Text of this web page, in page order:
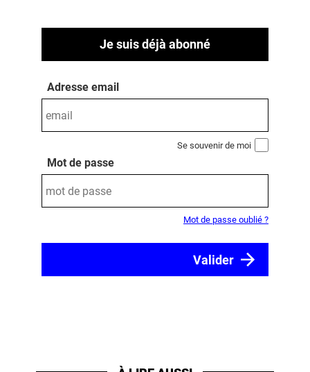
Je suis déjà abonné
Adresse email
Se souvenir de moi
Mot de passe
Mot de passe oublié ?